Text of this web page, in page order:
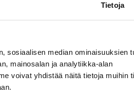
Tietoja
sosiaalisen median ominaisuuksien
mainosalan ja analytiikka-alan
voivat yhdistää näitä tietoja muihin